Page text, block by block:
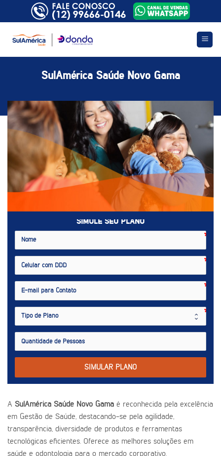
SulAmérica Saúde Novo Gama
SIMULE SEU PLANO
SIMULAR PLANO
A SulAmérica Saúde Novo Gama é reconhecida pela excelência
em Gestão de Saúde, destacando-se pela agilidade,
transparência, diversidade de produtos e ferramentas
tecnológicas eficientes. Oferece as melhores soluções em
saúde e odontologia para o mercado corporativo.